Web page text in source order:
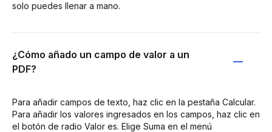
solo puedes llenar a mano.
¿Cómo añado un campo de valor a un
PDF?
Para añadir campos de texto, haz clic en la pestaña Calcular.
Para añadir los valores ingresados en los campos, haz clic en
el botón de radio Valor es. Elige Suma en el menú